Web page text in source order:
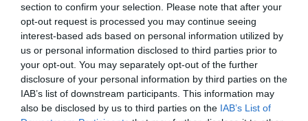
section to confirm your selection. Please note that after your
opt-out request is processed you may continue seeing
interest-based ads based on personal information utilized by
us or personal information disclosed to third parties prior to
your opt-out. You may separately opt-out of the further
disclosure of your personal information by third parties on the
IAB’s list of downstream participants. This information may
also be disclosed by us to third parties on the IAB’s List of
Και μια και μιλήσαμε για βουτιές, η Άνδρος έχει παραλίες για
όλα τα γούστα. Οργανωμένες αλλά και απόμακρες για πιο
ψαγμένους. Στις πρώτες συγκαταλέγονται η Χρυσή Άμμος, από
τις πιο γνωστές, με ψιλή άμμο και ρηχά νερά. Ακολουθεί ο
Άγιος Πέτρος μια μεγάλη παραλία, ιδανική για οικογένειες και
το Κυπρί με beach bar και θαλάσσια σπορ. Το Μπατσί έχει και